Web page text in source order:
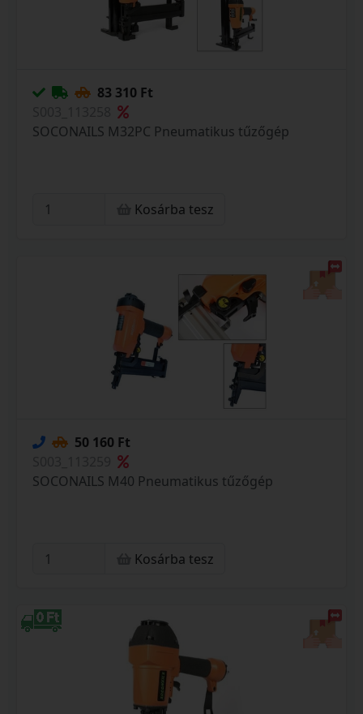
83 310 Ft
SOCONAILS M32PC Pneumatikus tűzőgép
Kosárba tesz
50 160 Ft
SOCONAILS M40 Pneumatikus tűzőgép
Kosárba tesz